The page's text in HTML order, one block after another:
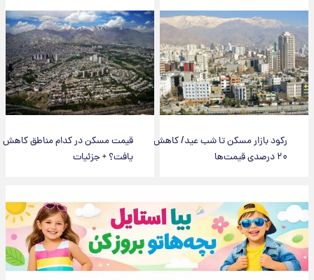
رکود بازار مسکن تا شب عید/ کاهش
۲۰ درصدی قیمت‌ها
قیمت مسکن در کدام مناطق کاهش
یافت؟ + جزئیات